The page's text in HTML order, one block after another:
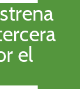
el